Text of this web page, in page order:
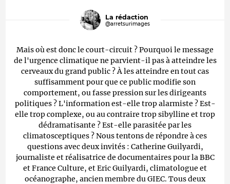
La rédaction
@arretsurimages
Mais où est donc le court-circuit ? Pourquoi le message
de l'urgence climatique ne parvient-il pas à atteindre les
cerveaux du grand public ? À les atteindre en tout cas
suffisamment pour que ce public modifie son
comportement, ou fasse pression sur les dirigeants
politiques ? L'information est-elle trop alarmiste ? Est-
elle trop complexe, ou au contraire trop sibylline et trop
dédramatisante ? Est-elle parasitée par les
climatosceptiques ? Nous tentons de répondre à ces
questions avec deux invités : Catherine Guilyardi,
journaliste et réalisatrice de documentaires pour la BBC
et France Culture, et Eric Guilyardi, climatologue et
océanographe, ancien membre du GIEC. Tous deux